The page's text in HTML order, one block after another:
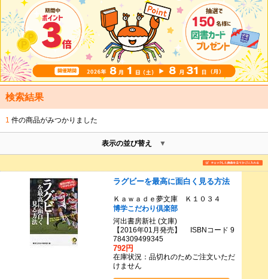
検索結果
1 件の商品がみつかりました
表示の並び替え
ラグビーを最高に面白く見る方法
Ｋａｗａｄｅ夢文庫 Ｋ１０３４
博学こだわり倶楽部
河出書房新社 (文庫)
【2016年01月発売】 ISBNコード 9
784309499345
792円
在庫状況：品切れのためご注文いただ
けません